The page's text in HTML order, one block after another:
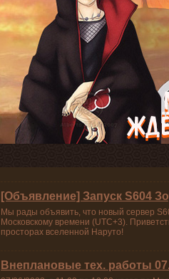
[Объявление] Запуск S604
Мы рады объявить, что новый сервер
Московскому времени (UTC+3).
просторах вселенной Наруто!
Внеплановые тех. работы